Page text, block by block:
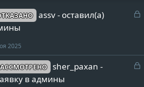
З
т
assv - оставил(а)
2025
З
sher_paxan -
в админы